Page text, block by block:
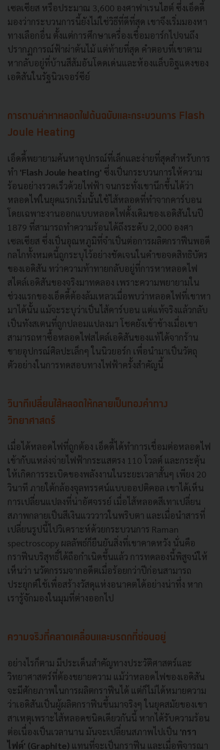
เซลเซียส หรือประมาณ 3,600 องศาฟาเรนไฮต์ ซึ่งเอ็ดดี้
มองว่ากระบวนการนี้ยังไม่ใช่วิธีที่ดีที่สุด เขาจึงเริ่มมองหา
ทางเลือกอื่น ตั้งแต่การศึกษาเครื่องเชื่อมอาร์กไปจนถึง
ปรากฏการณ์ฟ้าผ่าต้นไม้ แต่ท้ายที่สุด คำตอบที่เขาตาม
หากลับอยู่ที่บ้านสีส้มอันโดดเด่นและห้องแล็บอิฐแดงของ
เอดิสันในรัฐนิวเจอร์ซีย์
การตามล่าหาหลอดไฟต้นฉบับและกระบวนการ Flash
Joule Heating
เอ็ดดี้พยายามค้นหาอุปกรณ์ที่เล็กและง่ายที่สุดสำหรับการ
ทำ 'Flash Joule heating' ซึ่งเป็นกระบวนการให้ความ
ร้อนอย่างรวดเร็วด้วยไฟฟ้า จนกระทั่งเขานึกขึ้นได้ว่า
หลอดไฟในยุคแรกเริ่มนั้นใช้ไส้หลอดที่ทำจากคาร์บอน
โดยเฉพาะงานออกแบบหลอดไฟดั้งเดิมของเอดิสันในปี
1879 ที่สามารถทำความร้อนได้ถึงระดับ 2,000 องศา
เซลเซียส ซึ่งเป็นอุณหภูมิที่จำเป็นต่อการผลิตกราฟีนพอดี
กลไกทั้งหมดนี้ถูกระบุไว้อย่างชัดเจนในคำขอจดสิทธิบัตร
ของเอดิสัน ทว่าความท้าทายกลับอยู่ที่การหาหลอดไฟ
สไตล์เอดิสันของจริงมาทดลอง เพราะความพยายามใน
ช่วงแรกของเอ็ดดี้ต้องล้มเหลวเมื่อพบว่าหลอดไฟที่เขาหา
มาได้นั้น แม้จะระบุว่าเป็นไส้คาร์บอน แต่แท้จริงแล้วกลับ
เป็นทังสเตนที่ถูกปลอมแปลงมา โชคยังเข้าข้างเมื่อเขา
สามารถหาซื้อหลอดไฟสไตล์เอดิสันของแท้ได้จากร้าน
ขายอุปกรณ์ศิลปะเล็กๆ ในนิวยอร์ก เพื่อนำมาเป็นวัตถุ
ตัวอย่างในการทดสอบทางไฟฟ้าครั้งสำคัญนี้
วินาทีเปลี่ยนไส้หลอดให้กลายเป็นทองคำทาง
วิทยาศาสตร์
เมื่อได้หลอดไฟที่ถูกต้อง เอ็ดดี้ได้ทำการเชื่อมต่อหลอดไฟ
เข้ากับแหล่งจ่ายไฟฟ้ากระแสตรง 110 โวลต์ และกระตุ้น
ให้เกิดการระเบิดของพลังงานในระยะเวลาสั้นๆ เพียง 20
วินาที ภายใต้กล้องจุลทรรศน์แบบออปติคอล เขาได้เห็น
การเปลี่ยนแปลงที่น่าอัศจรรย์ เมื่อไส้หลอดสีเทาเปลี่ยน
สภาพกลายเป็นสีเงินแวววาวในพริบตา และเมื่อนำสารที่
เปลี่ยนรูปนี้ไปวิเคราะห์ด้วยกระบวนการ Raman
spectroscopy ผลลัพธ์ก็ยืนยันสิ่งที่เขาคาดหวัง นั่นคือ
กราฟีนบริสุทธิ์ได้ถือกำเนิดขึ้นแล้ว การทดลองนี้พิสูจน์ให้
เห็นว่า นวัตกรรมจากอดีตเมื่อร้อยกว่าปีก่อนสามารถ
ประยุกต์ใช้เพื่อสร้างวัสดุแห่งอนาคตได้อย่างน่าทึ่ง หาก
เรารู้จักมองในมุมที่ต่างออกไป
ความจริงที่คลาดเคลื่อนและมรดกที่ซ่อนอยู่
อย่างไรก็ตาม มีประเด็นสำคัญทางประวัติศาสตร์และ
วิทยาศาสตร์ที่ต้องขยายความ แม้ว่าหลอดไฟของเอดิสัน
จะมีศักยภาพในการผลิตกราฟีนได้ แต่ก็ไม่ได้หมายความ
ว่าเอดิสันเป็นผู้ผลิตกราฟีนขึ้นมาจริงๆ ในยุคสมัยของเขา
สาเหตุเพราะไส้หลอดชนิดเดียวกันนี้ หากได้รับความร้อน
ต่อเนื่องเป็นเวลานาน มันจะเปลี่ยนสภาพไปเป็น 'กรา
ไฟต์' (Graphite) แทนที่จะเป็นกราฟีน และเมื่อพิจารณา